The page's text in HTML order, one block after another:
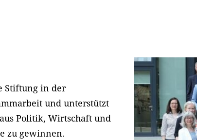
Stiftung in der
und unterstützt
Politik, Wirtschaft und
zu gewinnen.